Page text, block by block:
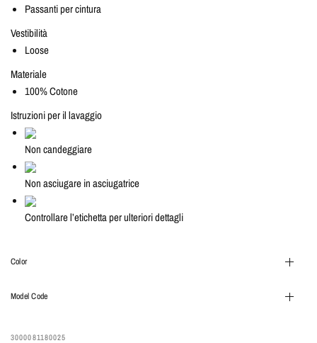
Passanti per cintura
Vestibilità
Loose
Materiale
100% Cotone
Istruzioni per il lavaggio
Non candeggiare
Non asciugare in asciugatrice
Controllare l’etichetta per ulteriori dettagli
Color
Model Code
3000081180025